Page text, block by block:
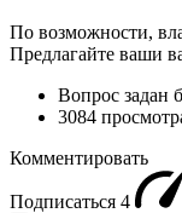
По возможности,
Предлагайте ваши
Вопрос задан
3084
Комментировать
Подписаться 4